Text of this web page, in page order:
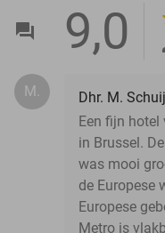
9,0
M.
Dhr. M.
Een fijn hotel
in Brussel.
was mooi
de Europese
Europese
Metro is